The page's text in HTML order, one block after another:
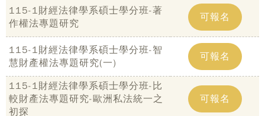
115-1財經法律學系碩士學分班-著
作權法專題研究
可報名
115-1財經法律學系碩士學分班-智
慧財產權法專題研究(一)
可報名
115-1財經法律學系碩士學分班-比
較財產法專題研究-歐洲私法統一之
初探
可報名